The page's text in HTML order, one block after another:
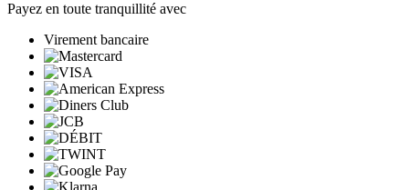
Payez en toute tranquillité avec
Virement bancaire